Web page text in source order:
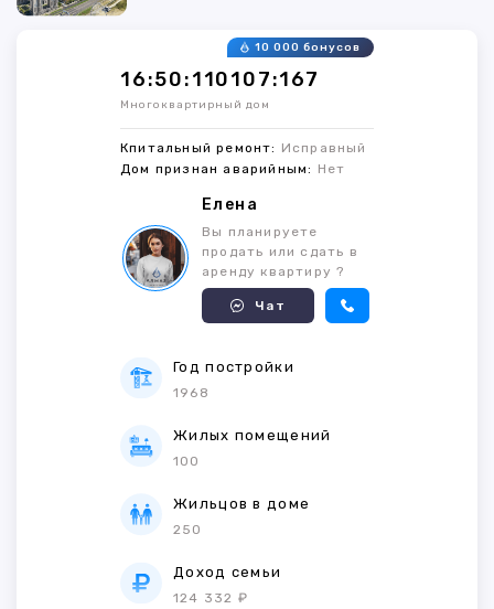
16:50:110107:167
10 000 бонусов
Многоквартирный дом
Кпитальный ремонт: Исправный
Дом признан аварийным: Нет
Елена
Вы планируете
продать или сдать в
аренду квартиру ?
Чат
Год постройки
1968
Жилых помещений
100
Жильцов в доме
250
Доход семьи
124 332 ₽